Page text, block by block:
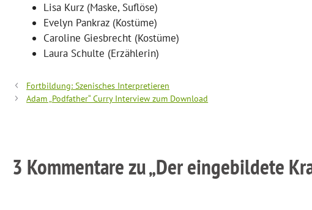
Lisa Kurz (Maske, Suflöse)
Evelyn Pankraz (Kostüme)
Caroline Giesbrecht (Kostüme)
Laura Schulte (Erzählerin)
Fortbildung: Szenisches Interpretieren
Adam „Podfather“ Curry Interview zum Download
3 Kommentare zu „Der eingebildete